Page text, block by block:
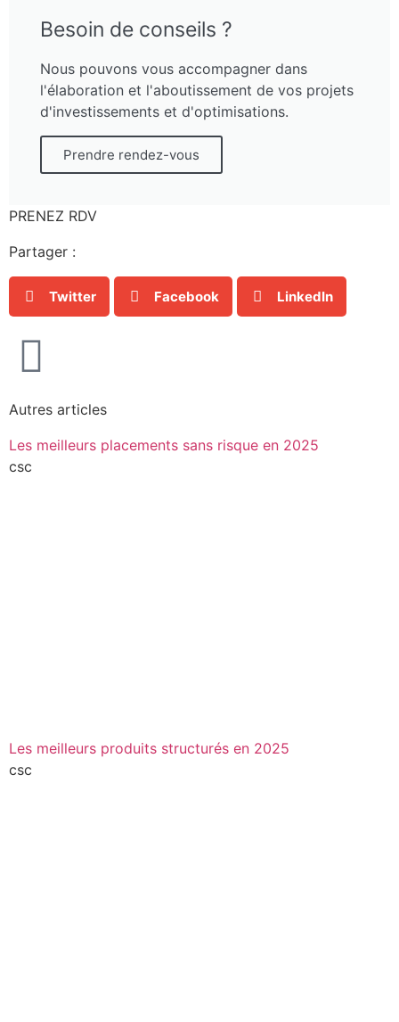
Besoin de conseils ?
Nous pouvons vous accompagner dans
l'élaboration et l'aboutissement de vos projets
d'investissements et d'optimisations.
Prendre rendez-vous
PRENEZ RDV
Partager :
Twitter Facebook LinkedIn
Autres articles
Les meilleurs placements sans risque en 2025
csc
Les meilleurs produits structurés en 2025
csc